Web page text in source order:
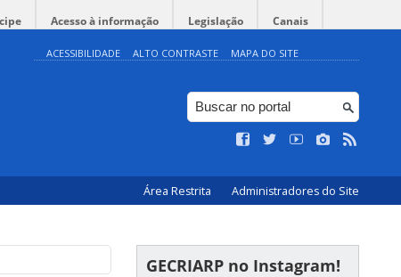
Acesso à informação Legislação Canais
ACESSIBILIDADE ALTO CONTRASTE MAPA DO SITE
Área Restrita Administradores do Site
GECRIARP no Instagram!